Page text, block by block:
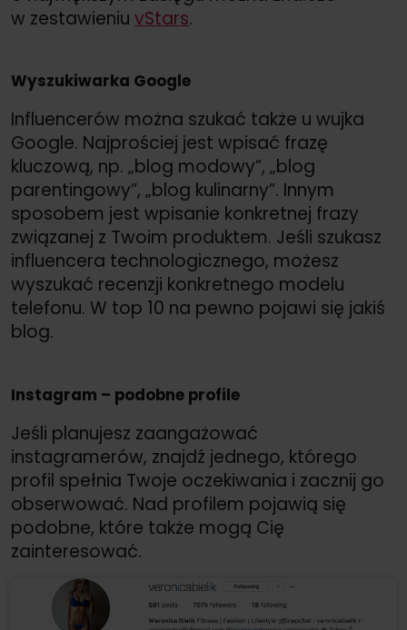
w zestawieniu vStars.
Wyszukiwarka Google
Influencerów można szukać także u wujka
Google. Najprościej jest wpisać frazę
kluczową, np. „blog modowy”, „blog
parentingowy”, „blog kulinarny”. Innym
sposobem jest wpisanie konkretnej frazy
związanej z Twoim produktem. Jeśli szukasz
influencera technologicznego, możesz
wyszukać recenzji konkretnego modelu
telefonu. W top 10 na pewno pojawi się jakiś
blog.
Instagram – podobne profile
Jeśli planujesz zaangażować
instagramerów, znajdź jednego, którego
profil spełnia Twoje oczekiwania i zacznij go
obserwować. Nad profilem pojawią się
podobne, które także mogą Cię
zainteresować.